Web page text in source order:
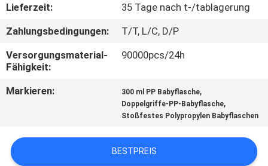
KONTAKT
NACHRICHTEN
Lieferzeit:
35 Tage nach t-/tablagerung
Zahlungsbedingungen:
T/T, L/C, D/P
Versorgungsmaterial-
Fähigkeit:
90000pcs/24h
Markieren: 300 ml PP Babyflasche,
Doppelgriffe-PP-Babyflasche,
Stoßfestes Polypropylen Babyflaschen
BESTPREIS